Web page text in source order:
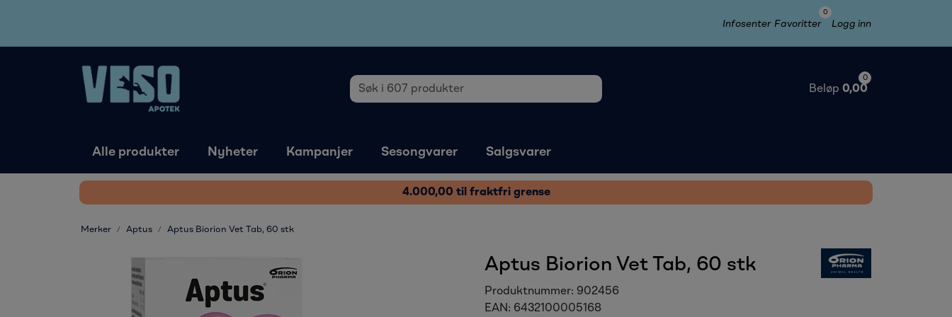
Infosenter
0
Favoritter Logg inn
Beløp 0,00
0
Alle produkter Nyheter Kampanjer Sesongvarer Salgsvarer
4.000,00 til fraktfri grense
Merker Aptus Aptus Biorion Vet Tab, 60 stk
Aptus Biorion Vet Tab, 60 stk
Produktnummer: 902456
EAN: 6432100005168